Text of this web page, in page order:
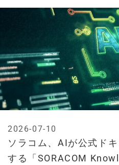
ソラコム、AIが公式ド
する「SORACOM
2026-07-10